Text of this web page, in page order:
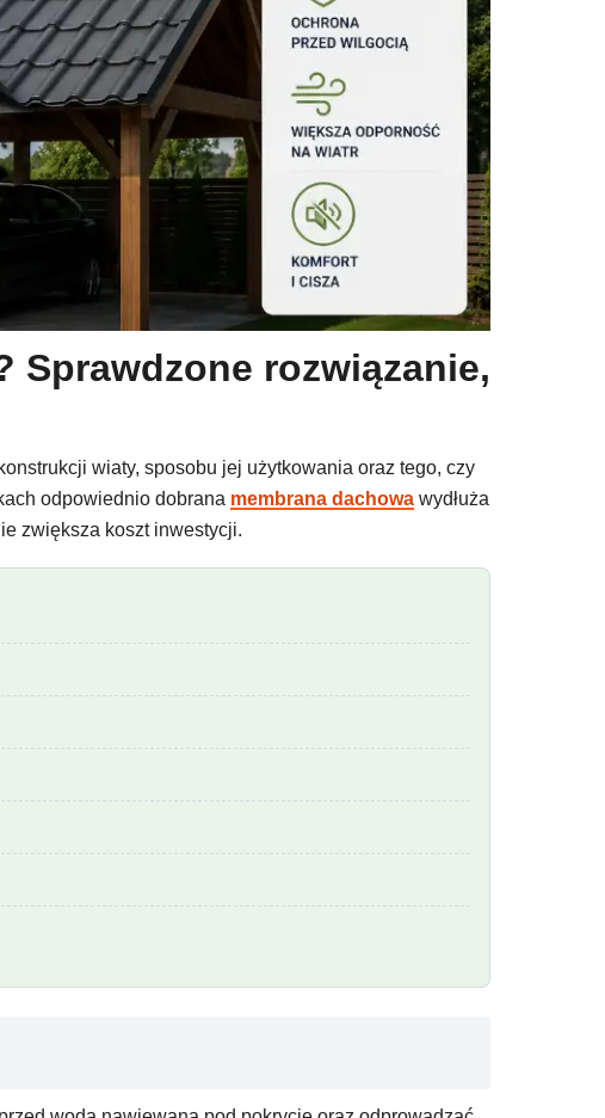
Sprawdzone rozwiązanie,
wiaty, sposobu jej użytkowania oraz tego, czy
odpowiednio dobrana membrana dachowa wydłuża
zwiększa koszt inwestycji.